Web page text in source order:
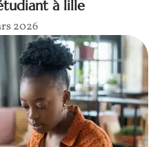
à lille
2026